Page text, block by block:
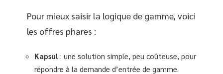
Pour mieux saisir la logique de gamme, voici
les offres phares :
Kapsul : une solution simple, peu coûteuse, pour
répondre à la demande d’entrée de gamme.